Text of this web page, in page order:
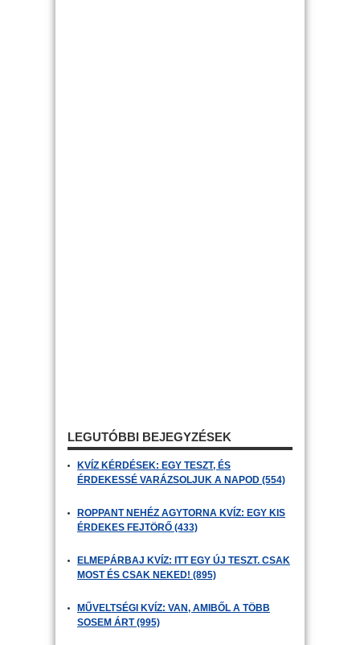
LEGUTÓBBI BEJEGYZÉSEK
KVÍZ KÉRDÉSEK: EGY TESZT, ÉS
ÉRDEKESSÉ VARÁZSOLJUK A NAPOD (554)
ROPPANT NEHÉZ AGYTORNA KVÍZ: EGY KIS
ÉRDEKES FEJTÖRŐ (433)
ELMEPÁRBAJ KVÍZ: ITT EGY ÚJ TESZT. CSAK
MOST ÉS CSAK NEKED! (895)
MŰVELTSÉGI KVÍZ: VAN, AMIBŐL A TÖBB
SOSEM ÁRT (995)